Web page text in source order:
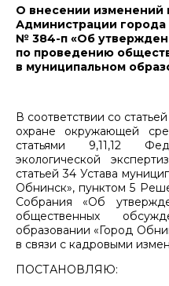
О внесении изменений
Администрации города
№ 384-п «Об
по проведению
в муниципальном
В соответствии со
охране окружающей
статьями 9,11,12
экологической
статьей 34 Устава
Обнинск», пунктом 5
Собрания «Об
общественных
образовании «Город
в связи с кадровыми
ПОСТАНОВЛЯЮ: